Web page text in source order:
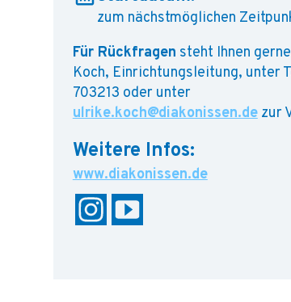
zum nächstmöglichen
Für Rückfragen steht Ihnen
Koch, Einrichtungsleitung, unter
703213 oder unter
ulrike.koch@diakonissen.dezur
www.diakonissen.de